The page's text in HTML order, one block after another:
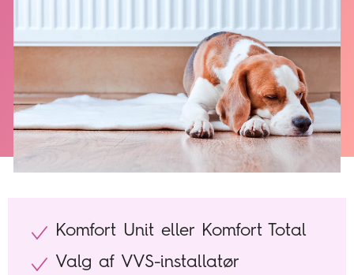
Komfort Unit eller Komfort Total
Valg af VVS-installatør